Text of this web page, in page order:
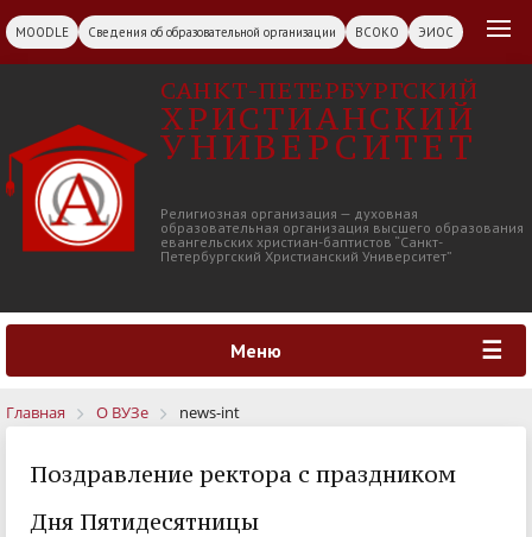
MOODLE Сведения об образовательной организации ВСОКО ЭИОС
САНКТ-ПЕТЕРБУРГСКИЙ
ХРИСТИАНСКИЙ
УНИВЕРСИТЕТ
Религиозная организация — духовная
образовательная организация высшего образования
евангельских христиан-баптистов “Санкт-
Петербургский Христианский Университет”
Меню
Главная О ВУЗе news-int
Поздравление ректора с праздником
Дня Пятидесятницы